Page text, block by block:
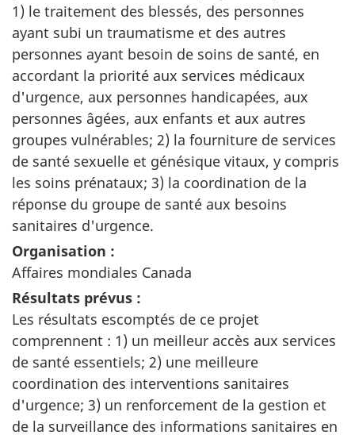
1) le traitement des blessés, des personnes
ayant subi un traumatisme et des autres
personnes ayant besoin de soins de santé, en
accordant la priorité aux services médicaux
d'urgence, aux personnes handicapées, aux
personnes âgées, aux enfants et aux autres
groupes vulnérables; 2) la fourniture de services
de santé sexuelle et génésique vitaux, y compris
les soins prénataux; 3) la coordination de la
réponse du groupe de santé aux besoins
sanitaires d'urgence.
Organisation :
Affaires mondiales Canada
Résultats prévus :
Les résultats escomptés de ce projet
comprennent : 1) un meilleur accès aux services
de santé essentiels; 2) une meilleure
coordination des interventions sanitaires
d'urgence; 3) un renforcement de la gestion et
de la surveillance des informations sanitaires en